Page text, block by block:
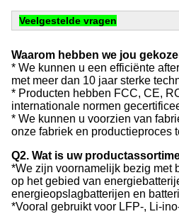
Veelgestelde vragen
Waarom hebben we jou
* We kunnen u een efficiënte
met meer dan 10 jaar sterke
* Producten hebben FCC, CE,
internationale normen
* We kunnen u voorzien van
onze fabriek en productieproces
Q2. Wat is uw
*We zijn voornamelijk bezig met
op het gebied van
energieopslagbatterijen en
*Vooral gebruikt voor LFP-, Li-